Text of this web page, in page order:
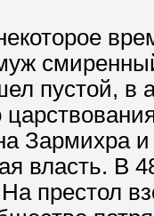
пустой, в
Зармихра
власть. В
престол